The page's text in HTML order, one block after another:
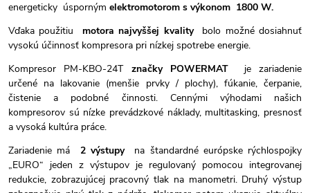
energeticky úsporným elektromotorom s výkonom 1800 W.
Vďaka použitiu motora najvyššej kvalitybolo možné dosiahnuť
vysokú účinnosť kompresora pri nízkej spotrebe energie.
Kompresor PM-KBO-24T značky POWERMAT je zariadenie
určené na lakovanie (menšie prvky / plochy), fúkanie, čerpanie,
čistenie a podobné činnosti. Cennými výhodami našich
kompresorov sú nízke prevádzkové náklady, multitasking, presnosť
a vysoká kultúra práce.
Zariadenie má 2 výstupyna štandardné európske rýchlospojky
„EURO“ jeden z výstupov je regulovaný pomocou integrovanej
redukcie, zobrazujúcej pracovný tlak na manometri. Druhý výstup